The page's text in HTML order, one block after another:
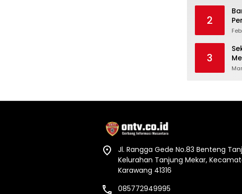
2
3
Sekjen
Jl. Rangga Gede No.83 Benteng
Kelurahan Tanjung Mekar,
Karawang 41316
085772949995